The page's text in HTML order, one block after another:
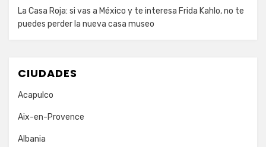
La Casa Roja: si vas a México y te interesa Frida Kahlo, no te
puedes perder la nueva casa museo
CIUDADES
Acapulco
Aix-en-Provence
Albania